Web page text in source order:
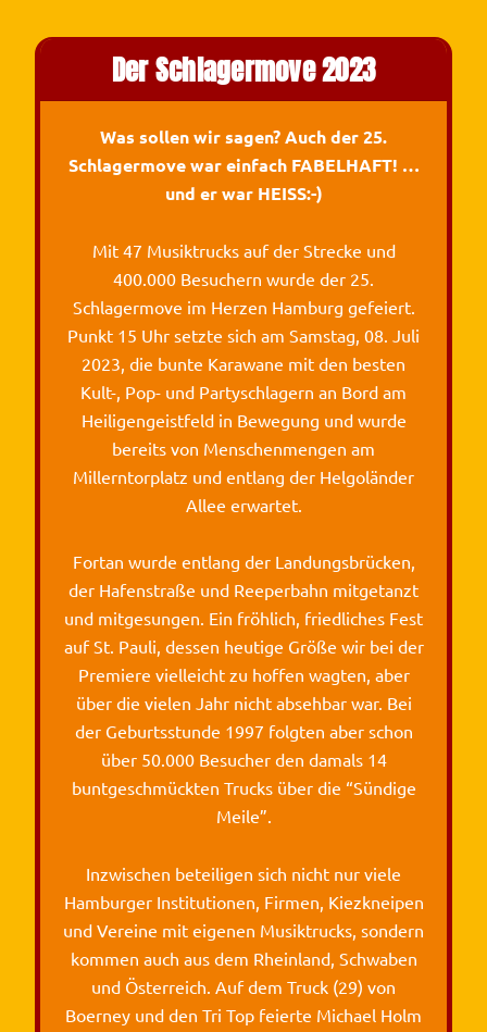
Der Schlagermove 2023
Was sollen wir sagen? Auch der 25.
Schlagermove war einfach FABELHAFT! …
und er war HEISS:-)
Mit 47 Musiktrucks auf der Strecke und
400.000 Besuchern wurde der 25.
Schlagermove im Herzen Hamburg gefeiert.
Punkt 15 Uhr setzte sich am Samstag, 08. Juli
2023, die bunte Karawane mit den besten
Kult-, Pop- und Partyschlagern an Bord am
Heiligengeistfeld in Bewegung und wurde
bereits von Menschenmengen am
Millerntorplatz und entlang der Helgoländer
Allee erwartet.
Fortan wurde entlang der Landungsbrücken,
der Hafenstraße und Reeperbahn mitgetanzt
und mitgesungen. Ein fröhlich, friedliches Fest
auf St. Pauli, dessen heutige Größe wir bei der
Premiere vielleicht zu hoffen wagten, aber
über die vielen Jahr nicht absehbar war. Bei
der Geburtsstunde 1997 folgten aber schon
über 50.000 Besucher den damals 14
buntgeschmückten Trucks über die “Sündige
Meile”.
Inzwischen beteiligen sich nicht nur viele
Hamburger Institutionen, Firmen, Kiezkneipen
und Vereine mit eigenen Musiktrucks, sondern
kommen auch aus dem Rheinland, Schwaben
und Österreich. Auf dem Truck (29) von
Boerney und den Tri Top feierte Michael Holm